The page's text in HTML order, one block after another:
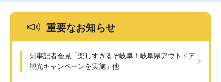
重要なお知らせ
知事記者会見「楽しすぎるぞ岐阜！岐阜県アウトドア
観光キャンペーンを実施」他